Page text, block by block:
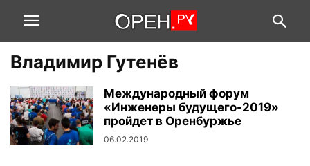
Владимир Гутенёв
Международный форум
«Инженеры будущего-2019»
пройдет в Оренбуржье
06.02.2019